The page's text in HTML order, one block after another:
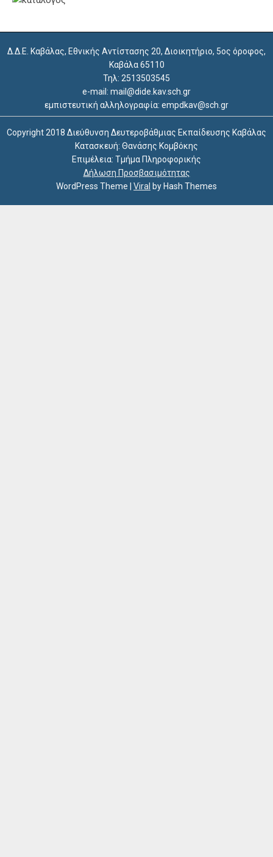
Δ.Δ.Ε. Καβάλας, Εθνικής Αντίστασης 20, Διοικητήριο, 5ος όροφος,
Καβάλα 65110
Τηλ: 2513503545
e-mail: mail@dide.kav.sch.gr
εμπιστευτική αλληλογραφία: empdkav@sch.gr
Copyright 2018 Διεύθυνση Δευτεροβάθμιας Εκπαίδευσης Καβάλας
Κατασκευή: Θανάσης Κομβόκης
Επιμέλεια: Τμήμα Πληροφορικής
Δήλωση Προσβασιμότητας
WordPress Theme
Viral by Hash Themes